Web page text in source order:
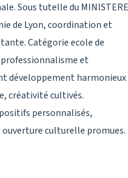
Sous tutelle du MINISTERE
de Lyon, coordination et
Catégorie ecole de
et
développement harmonieux
créativité cultivés.
personnalisés,
culturelle promues.